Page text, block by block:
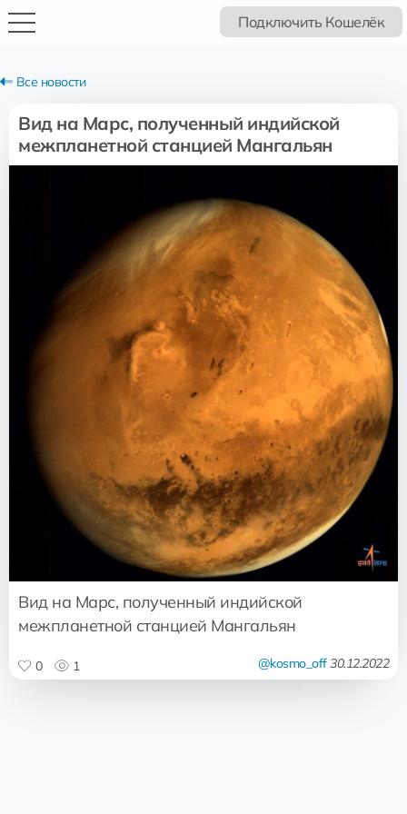
Подключить Кошелёк
Все новости
Вид на Марс, полученный индийской
межпланетной станцией Мангальян
Вид на Марс, полученный индийской
межпланетной станцией Мангальян
@kosmo_off30.12.2022
0 1